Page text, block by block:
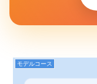
モデルコース